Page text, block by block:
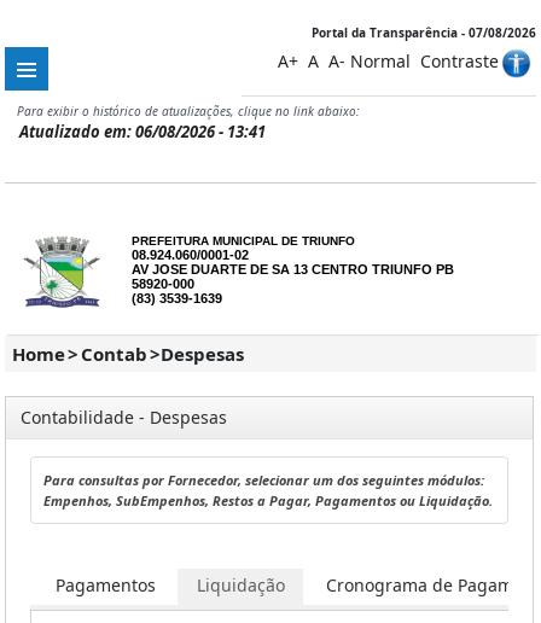
Portal da Transparência - 07/08/2026
A+ A A- Normal Contraste
Para exibir o histórico de atualizações, clique no link abaixo:
Atualizado em: 06/08/2026 - 13:41
PREFEITURA MUNICIPAL DE TRIUNFO
08.924.060/0001-02
AV JOSE DUARTE DE SA 13 CENTRO TRIUNFO PB
58920-000
(83) 3539-1639
Home> Contab>Despesas
Contabilidade - Despesas
Para consultas por Fornecedor, selecionar um dos seguintes módulos:
Empenhos, SubEmpenhos, Restos a Pagar, Pagamentos ou Liquidação.
Pagamentos Liquidação Cronograma de